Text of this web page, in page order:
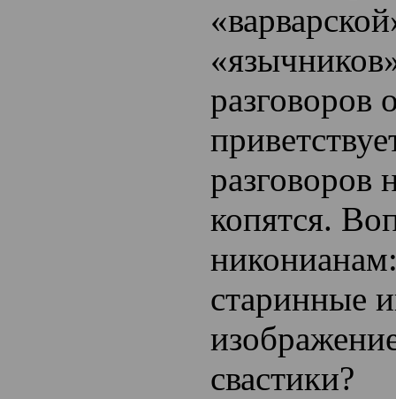
разговоров
разговоров
копятся.
старинные
свастики?